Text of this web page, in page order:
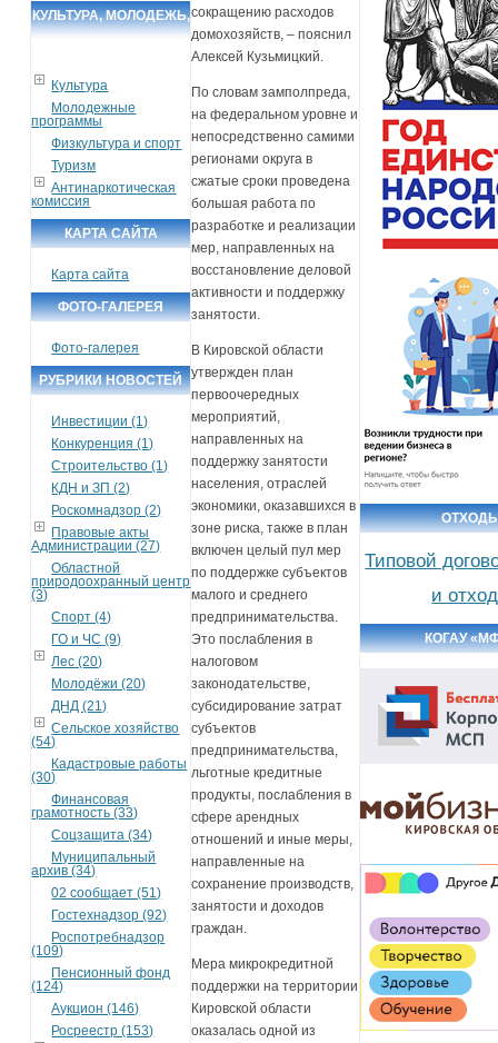
КУЛЬТУРА, МОЛОДЕЖЬ,
Культура
Молодежные
программы
Физкультура и спорт
Туризм
Антинаркотическая
комиссия
КАРТА САЙТА
Карта сайта
ФОТО-ГАЛЕРЕЯ
Фото-галерея
РУБРИКИ НОВОСТЕЙ
Инвестиции (1)
Конкуренция (1)
Строительство (1)
КДН и ЗП (2)
Роскомнадзор (2)
Правовые акты
Администрации (27)
Областной
природоохранный центр
(3)
Спорт (4)
ГО и ЧС (9)
Лес (20)
Молодёжи (20)
ДНД (21)
Сельское хозяйство
(54)
Кадастровые работы
(30)
Финансовая
грамотность (33)
Соцзащита (34)
Муниципальный
архив (34)
02 сообщает (51)
Гостехнадзор (92)
Роспотребнадзор
(109)
Пенсионный фонд
(124)
Аукцион (146)
Росреестр (153)
сокращению расходов
домохозяйств, – пояснил
Алексей Кузьмицкий.
По словам замполпреда,
на федеральном уровне и
непосредственно самими
регионами округа в
сжатые сроки проведена
большая работа по
разработке и реализации
мер, направленных на
восстановление деловой
активности и поддержку
занятости.
В Кировской области
утвержден план
первоочередных
мероприятий,
направленных на
поддержку занятости
населения, отраслей
экономики, оказавшихся в
зоне риска, также в план
включен целый пул мер
по поддержке субъектов
малого и среднего
предпринимательства.
Это послабления в
налоговом
законодательстве,
субсидирование затрат
субъектов
предпринимательства,
льготные кредитные
продукты, послабления в
сфере арендных
отношений и иные меры,
направленные на
сохранение производств,
занятости и доходов
граждан.
Мера микрокредитной
поддержки на территории
Кировской области
оказалась одной из
Типовой
и
КОГАУ